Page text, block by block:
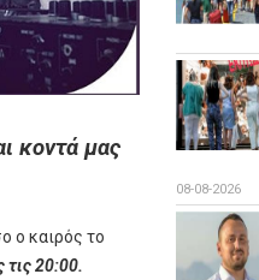
κοντά μας
ο καιρός το
τις 20:00.
08-08-2026